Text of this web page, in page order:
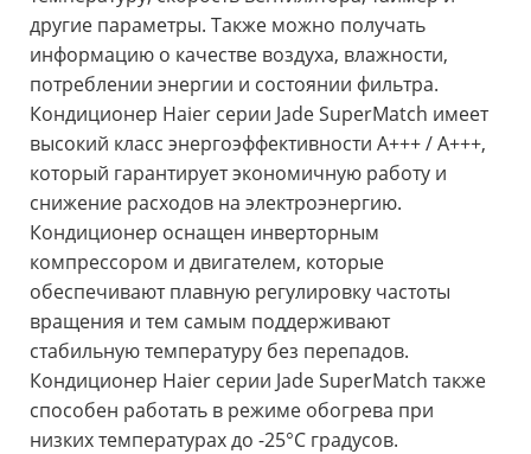
другие параметры. Также можно получать
информацию о качестве воздуха, влажности,
потреблении энергии и состоянии фильтра.
Кондиционер Haier серии Jade SuperMatch имеет
высокий класс энергоэффективности A+++ / A+++,
который гарантирует экономичную работу и
снижение расходов на электроэнергию.
Кондиционер оснащен инверторным
компрессором и двигателем, которые
обеспечивают плавную регулировку частоты
вращения и тем самым поддерживают
стабильную температуру без перепадов.
Кондиционер Haier серии Jade SuperMatch также
способен работать в режиме обогрева при
низких температурах до -25°C градусов.